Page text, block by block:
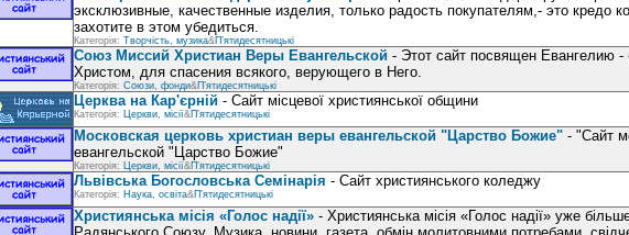
эксклюзивные, качественные изделия, только радость покупателям,- это
захотите в этом убедиться.
Категорія: Творчість, музика&П’ятидесятницькі
Союз Миссий Христиан Веры Евангельской - Этот сайт посвящен Евангелию -
Христом, для спасения всякого, верующего в Него.
Категорія: Союзи, фонди&П’ятидесятницькі
Церква на Кар'єрній - Сайт місцевої християнської общини
Категорія: Церкви, місії&П’ятидесятницькі
Московская церковь христиан веры евангельской "Царство Божие" - "Сайт
евангельской "Царство Божие"
Категорія: Церкви, місії&П’ятидесятницькі
Львівська Богословська Семінарія - Сайт християнського коледжу
Категорія: Наука, освіта&П’ятидесятницькі
Християнська місія «Голос надії» - Християнська місія «Голос надії» уже